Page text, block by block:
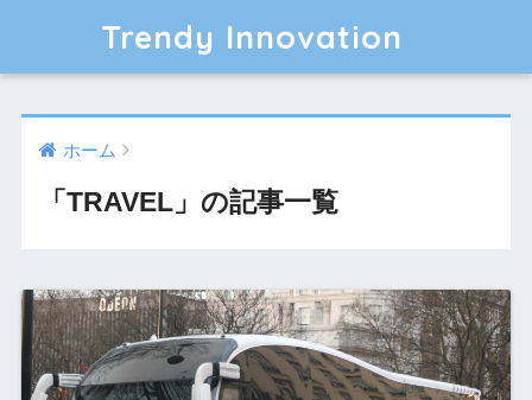
Trendy Innovation
ホーム
「TRAVEL」の記事一覧